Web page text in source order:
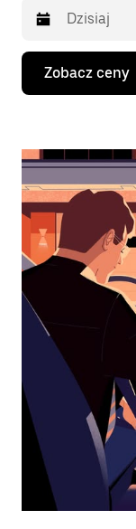
Naciśnij
klawisz
strzałki
do
i wybrać
datę.
Naciśnij
klawisz
„Escape”,
aby
zamknąć
kalendarz.
Zobacz ceny